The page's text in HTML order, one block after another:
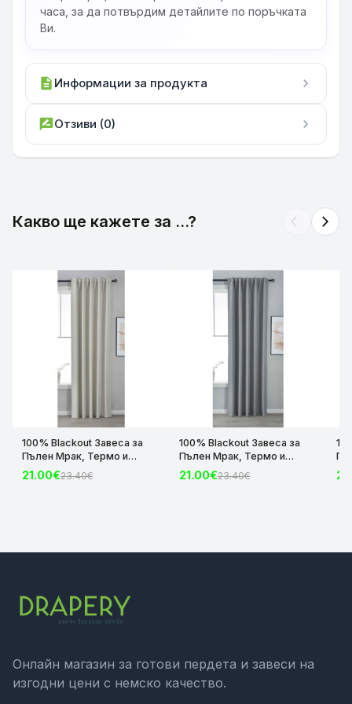
часа, за да потвърдим детайлите по поръчката
Ви.
description Информации за продукта chevron_right
rate_reviewОтзиви (0) chevron_right
Какво ще кажете за ...? arrow_back_ios arrow_forward_ios
100% Blackout Завеса за
Пълен Мрак, Термо и
Шумоизолираща с коланче
цвят Крем, 175х140 и
21.00€23.40€
100% Blackout Завеса за
Пълен Мрак, Термо и
Шумоизолираща с коланче
цвят Сив, 175х140 и
21.00€23.40€
Онлайн магазин за готови пердета и завеси на
изгодни цени с немско качество.